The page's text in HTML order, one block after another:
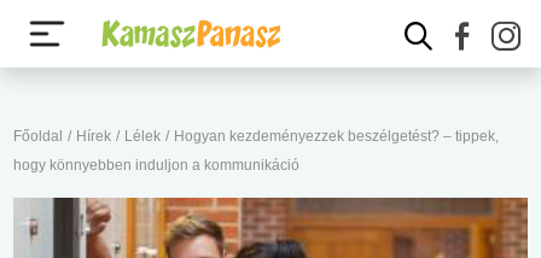
Főoldal / Hírek / Lélek / Hogyan kezdeményezzek beszélgetést? – tippek,
hogy könnyebben induljon a kommunikáció